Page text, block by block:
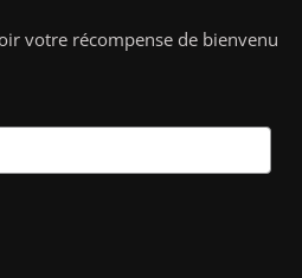
votre récompense de bienvenu